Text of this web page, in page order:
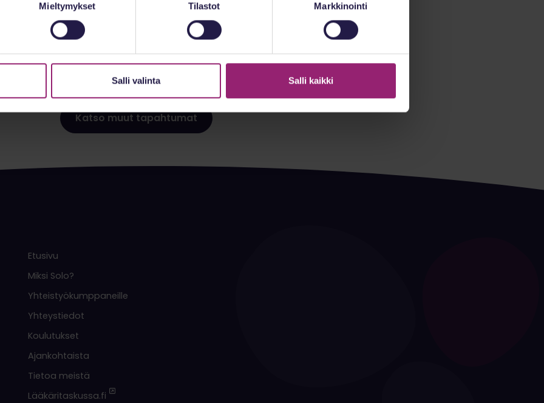
Mieltymykset Tilastot Markkinointi
Salli valinta Salli kaikki
Sähköposti Instagram
Katso muut tapahtumat
Etusivu
Miksi Solo?
Yhteistyökumppaneille
Yhteystiedot
Koulutukset
Ajankohtaista
Tietoa meistä
Lääkäritaskussa.fi